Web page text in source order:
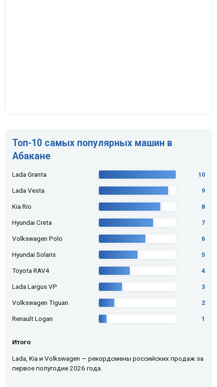
Топ-10 самых популярных машин в
Абакане
Lada Granta 10
Lada Vesta 9
Kia Rio 8
Hyundai Creta 7
Volkswagen Polo 6
Hyundai Solaris 5
Toyota RAV4 4
Lada Largus VP 3
Volkswagen Tiguan 2
Renault Logan 1
Итого
Lada, Kia и Volkswagen — рекордсмены российских продаж за
первое полугодие 2026 года.